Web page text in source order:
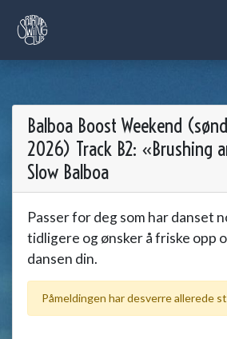
Balboa Boost Weekend
2026) Track B2: «Brushing
Slow Balboa
Passer for deg som har danset
tidligere og ønsker å friske opp
dansen din.
Påmeldingen har desverre allerede